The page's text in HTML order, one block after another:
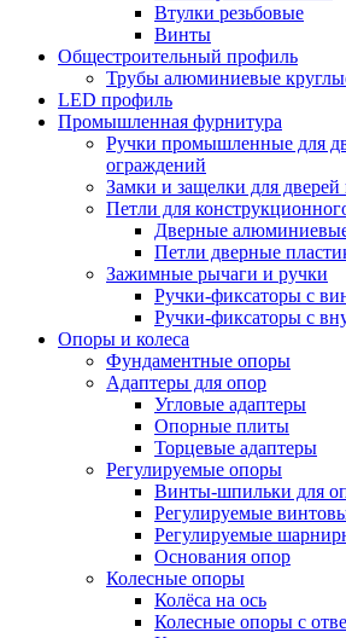
Втулки резьбовые
Винты
Общестроительный профиль
Трубы алюминиевые
LED профиль
Промышленная фурнитура
Ручки промышленные для
ограждений
Замки и защелки для дверей
Петли для
Дверные
Петли дверные
Зажимные рычаги и ручки
Ручки-фиксаторы c
Ручки-фиксаторы c
Опоры и колеса
Фундаментные опоры
Адаптеры для опор
Угловые адаптеры
Опорные плиты
Торцевые адаптеры
Регулируемые опоры
Винты-шпильки для
Регулируемые
Регулируемые
Основания опор
Колесные опоры
Колёса на ось
Колесные опоры с